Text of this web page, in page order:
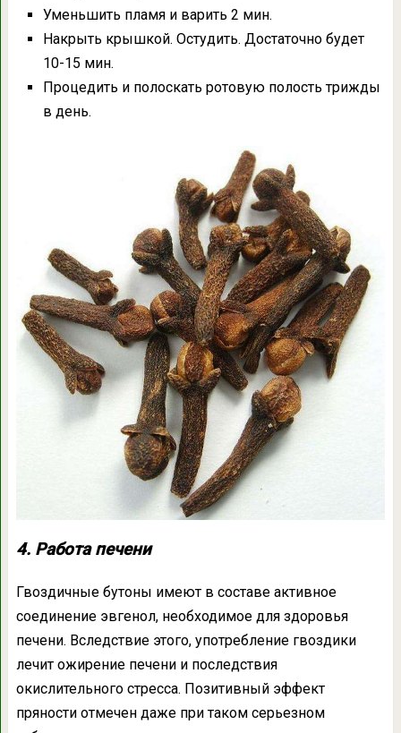
Уменьшить пламя и варить 2 мин.
Накрыть крышкой. Остудить. Достаточно будет
10-15 мин.
Процедить и полоскать ротовую полость трижды
в день.
4. Работа печени
Гвоздичные бутоны имеют в составе активное
соединение эвгенол, необходимое для здоровья
печени. Вследствие этого, употребление гвоздики
лечит ожирение печени и последствия
окислительного стресса. Позитивный эффект
пряности отмечен даже при таком серьезном